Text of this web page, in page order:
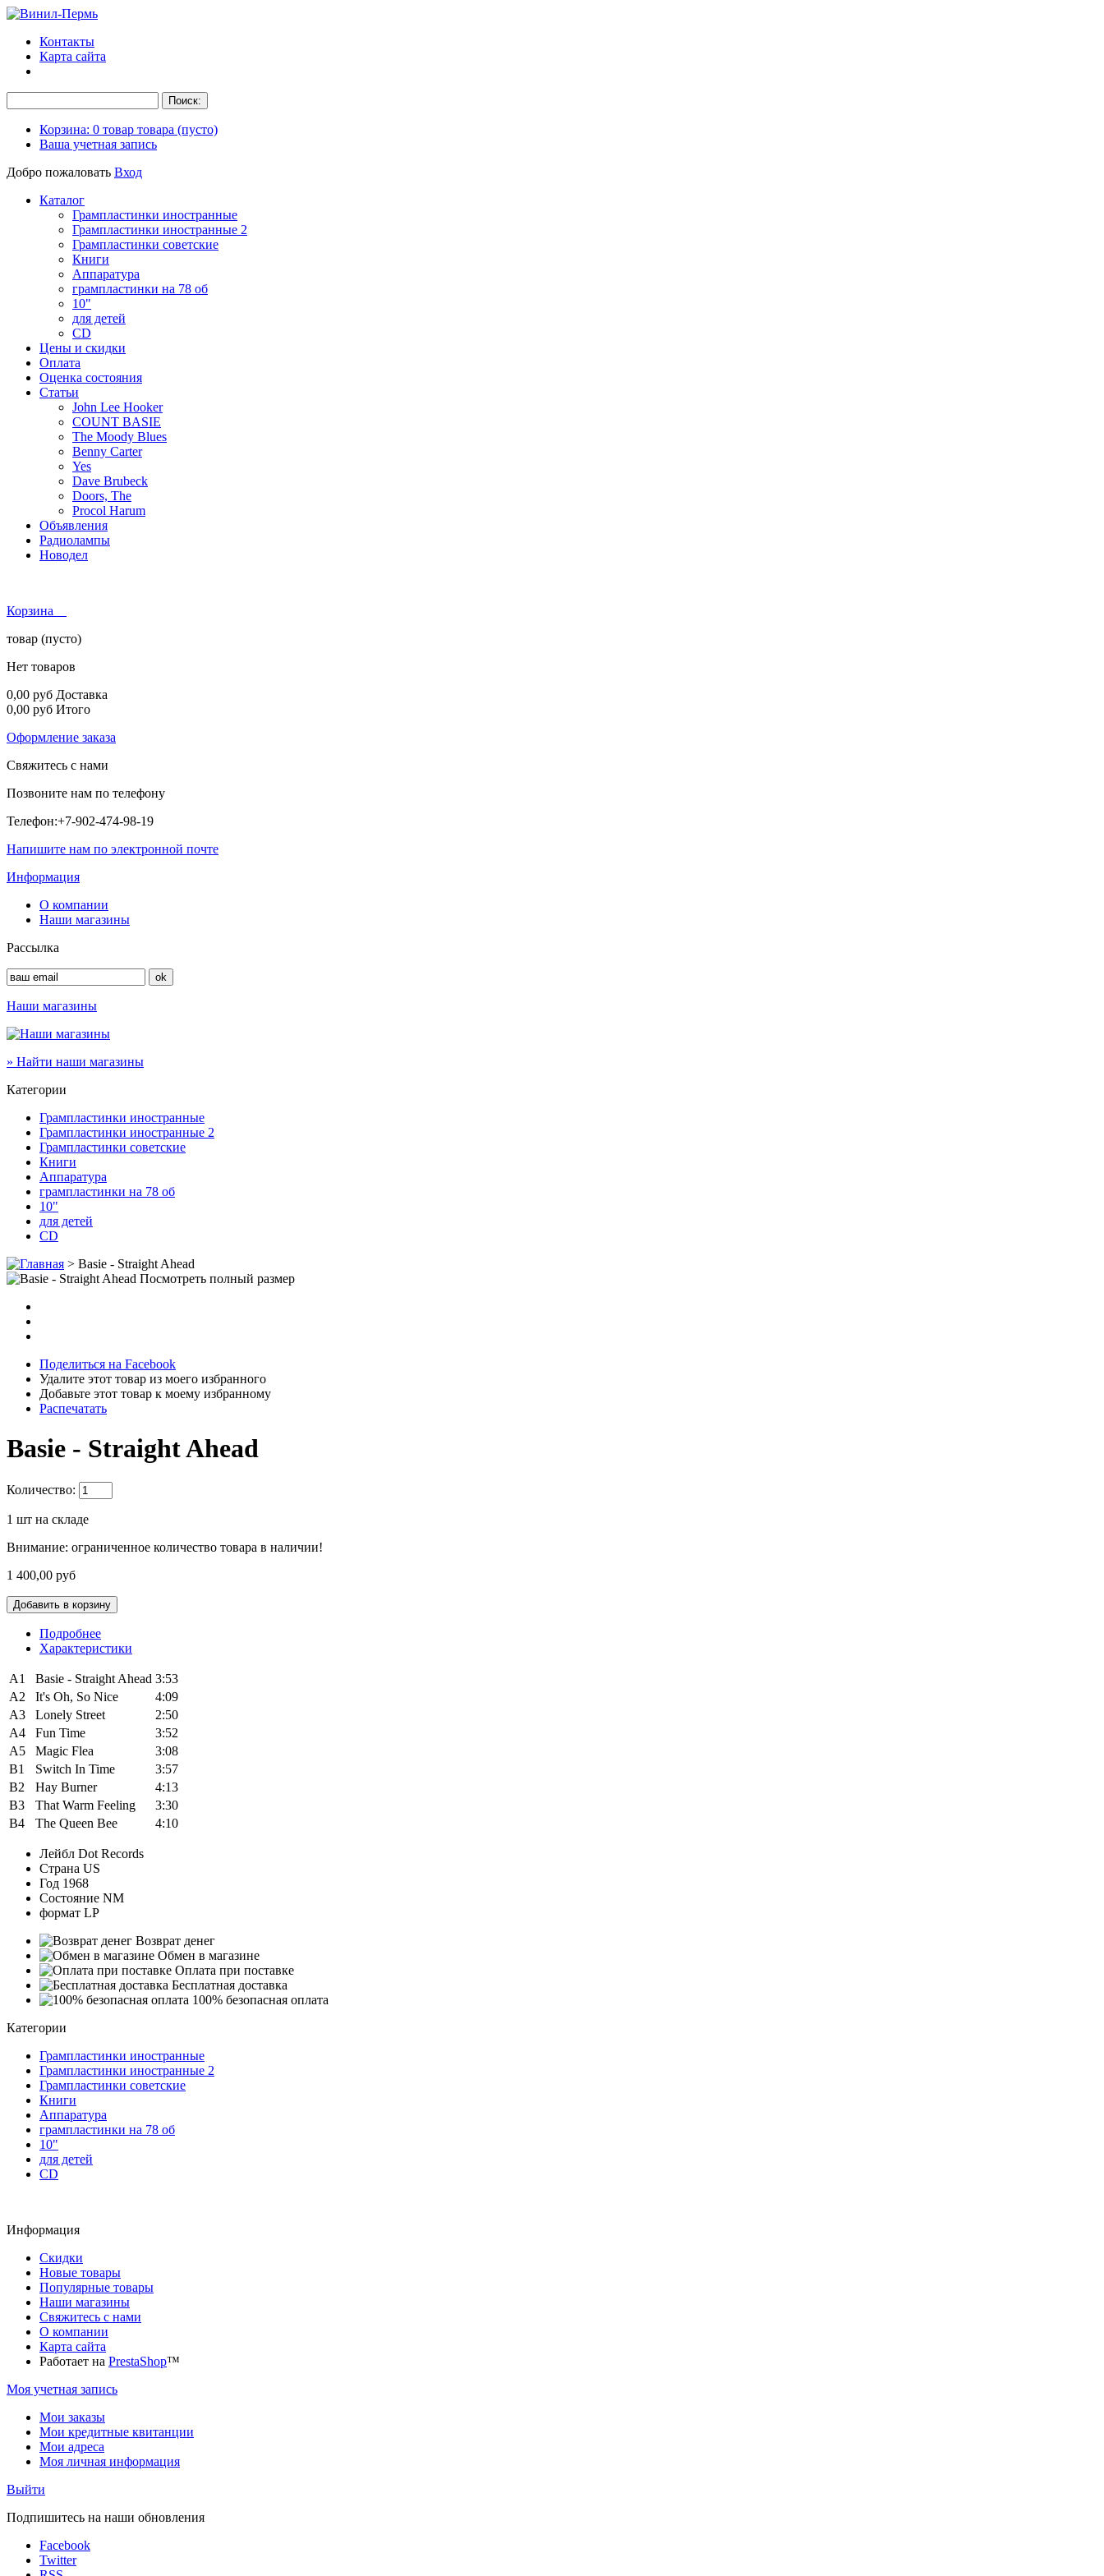
Контакты
Карта сайта
Корзина: 0 товар товара (пусто)
Ваша учетная запись
Добро пожаловать Вход
Каталог
Грампластинки иностранные
Грампластинки иностранные 2
Грампластинки советские
Книги
Аппаратура
грампластинки на 78 об
10"
для детей
CD
Цены и скидки
Оплата
Оценка состояния
Статьи
John Lee Hooker
COUNT BASIE
The Moody Blues
Benny Carter
Yes
Dave Brubeck
Doors, The
Procol Harum
Объявления
Радиолампы
Новодел
Корзина
товар (пусто)
Нет товаров
0,00 руб Доставка
0,00 руб Итого
Оформление заказа
Свяжитесь с нами
Позвоните нам по телефону
Телефон:+7-902-474-98-19
Напишите нам по электронной почте
Информация
О компании
Наши магазины
Рассылка
Наши магазины
» Найти наши магазины
Категории
Грампластинки иностранные
Грампластинки иностранные 2
Грампластинки советские
Книги
Аппаратура
грампластинки на 78 об
10"
для детей
CD
> Basie - Straight Ahead
Посмотреть полный размер
Поделиться на Facebook
Удалите этот товар из моего избранного
Добавьте этот товар к моему избранному
Распечатать
Basie - Straight Ahead
Количество:
1 шт на складе
Внимание: ограниченное количество товара в наличии!
1 400,00 руб
Подробнее
Характеристики
A1 Basie - Straight Ahead 3:53
A2
It's Oh, So Nice
4:09
A3
Lonely Street
2:50
A4
Fun Time
3:52
A5
Magic Flea
3:08
B1
Switch In Time
3:57
B2
Hay Burner
4:13
B3
That Warm Feeling
3:30
B4
The Queen Bee 4:10
Лейбл Dot Records
Страна US
Год 1968
Состояние NM
формат LP
Возврат денег
Обмен в магазине
Оплата при поставке
Бесплатная доставка
100% безопасная оплата
Категории
Грампластинки иностранные
Грампластинки иностранные 2
Грампластинки советские
Книги
Аппаратура
грампластинки на 78 об
10"
для детей
CD
Информация
Скидки
Новые товары
Популярные товары
Наши магазины
Свяжитесь с нами
О компании
Карта сайта
Работает на PrestaShop™
Моя учетная запись
Мои заказы
Мои кредитные квитанции
Мои адреса
Моя личная информация
Выйти
Подпишитесь на наши обновления
Facebook
Twitter